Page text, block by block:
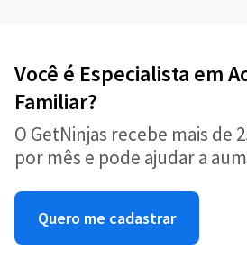
Você é Especialista em
Familiar?
O GetNinjas recebe mais de
por mês e pode ajudar a
Quero me cadastrar